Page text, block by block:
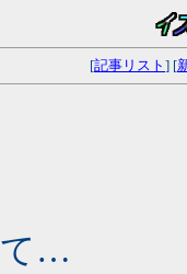
[記事リスト ] [
て…